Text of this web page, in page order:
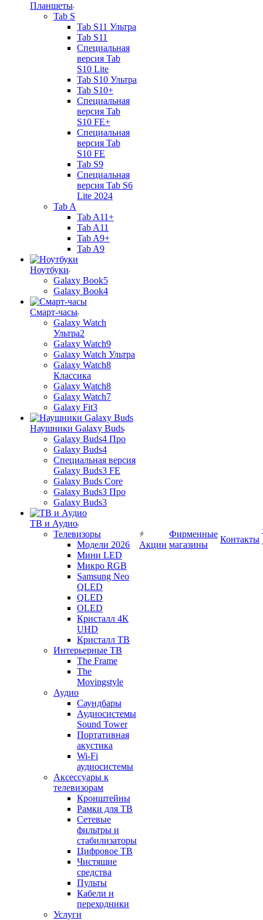
Планшеты
Tab S
Tab S11 Ультра
Tab S11
Специальная
версия Tab
S10 Lite
Tab S10 Ультра
Tab S10+
Специальная
версия Tab
S10 FE+
Специальная
версия Tab
S10 FE
Tab S9
Специальная
версия Tab S6
Lite 2024
Tab A
Tab A11+
Tab A11
Tab A9+
Tab A9
Ноутбуки
Galaxy Book5
Galaxy Book4
Смарт-часы
Galaxy Watch
Ультра2
Galaxy Watch9
Galaxy Watch Ультра
Galaxy Watch8
Классика
Galaxy Watch8
Galaxy Watch7
Galaxy Fit3
Наушники Galaxy Buds
Galaxy Buds4 Про
Galaxy Buds4
Специальная версия
Galaxy Buds3 FE
Galaxy Buds Core
Galaxy Buds3 Про
Galaxy Buds3
ТВ и Аудио
Телевизоры
Модели 2026
Мини LED
Микро RGB
Samsung Neo
QLED
QLED
OLED
Кристалл 4К
UHD
Кристалл ТВ
Интерьерные ТВ
The Frame
The
Movingstyle
Аудио
Саундбары
Аудиосистемы
Sound Tower
Портативная
акустика
Wi-Fi
аудиосистемы
Аксессуары к
телевизорам
Кронштейны
Рамки для ТВ
Сетевые
фильтры и
стабилизаторы
Цифровое ТВ
Чистящие
средства
Пульты
Кабели и
переходники
Услуги
Акции
Фирменные
магазины
Контакты